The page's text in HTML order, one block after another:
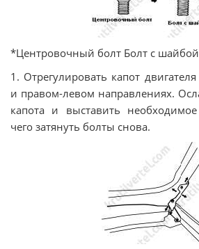
*Центровочный болт Болт с
1. Отрегулировать капот
и правом-левом направлениях.
капота и выставить
чего затянуть болты снова.